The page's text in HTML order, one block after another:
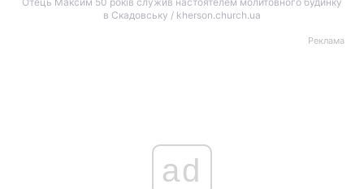
в Скадовську / kherson.church.ua
Реклама
ad